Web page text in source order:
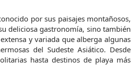
por sus paisajes montañosos,
deliciosa gastronomía, sino también
y variada que alberga algunas
del Sudeste Asiático. Desde
hasta destinos de playa más